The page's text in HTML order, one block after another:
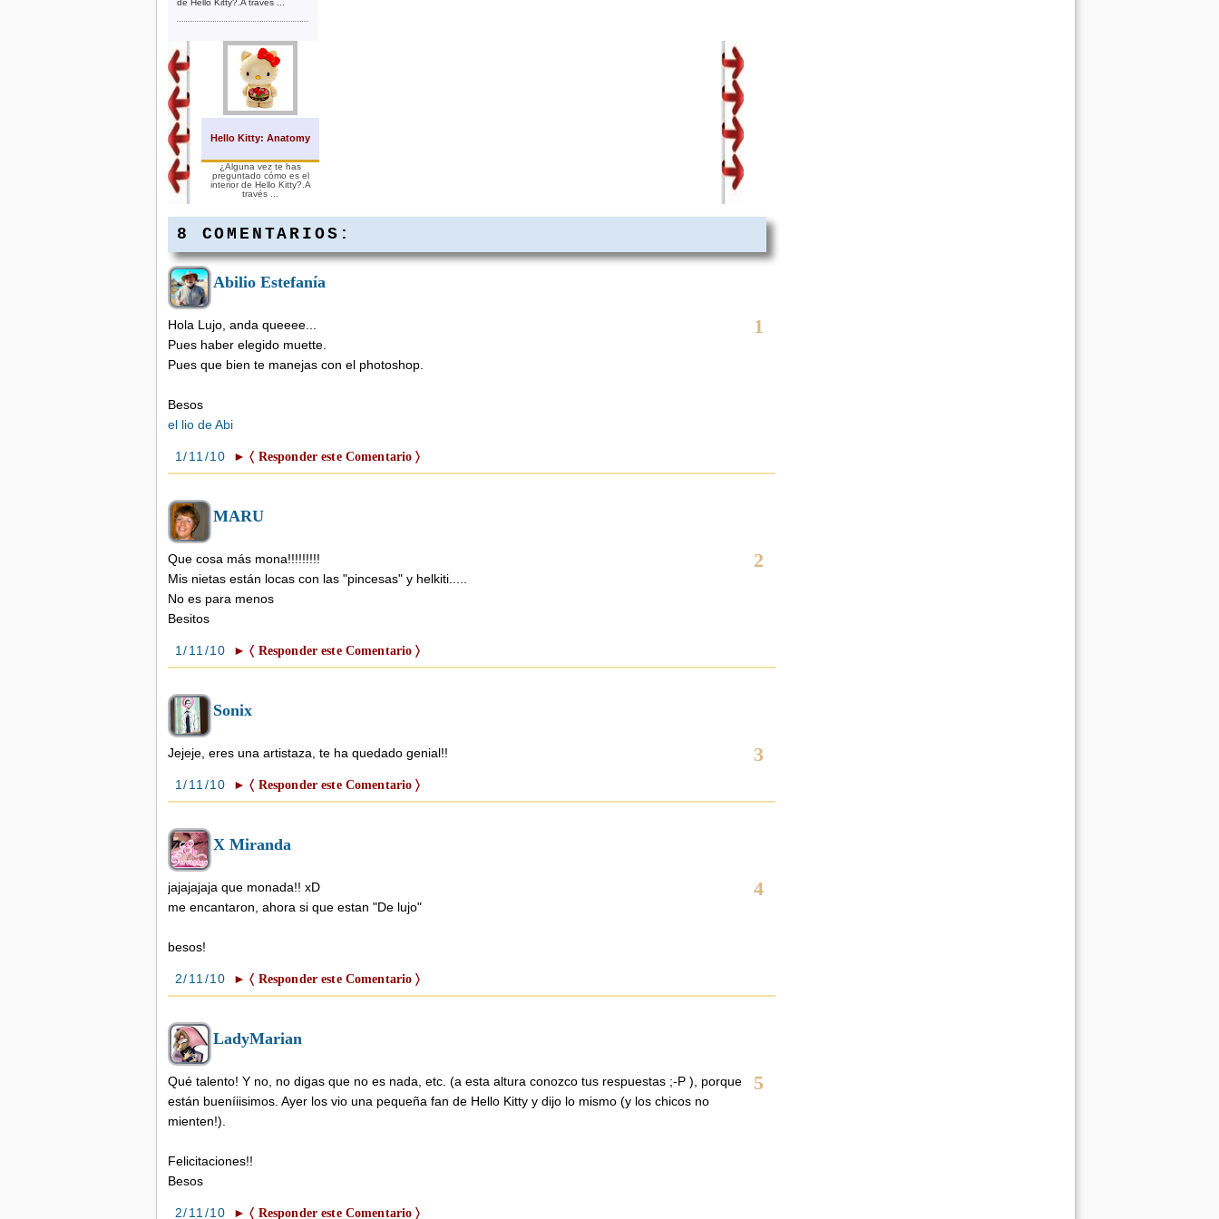
de Hello Kitty?.A través ...
Hello Kitty: Anatomy
¿Alguna vez te has
preguntado cómo es el
interior de Hello Kitty?.A
través ...
8 COMENTARIOS:
Abilio Estefanía
1
Hola Lujo, anda queeee...
Pues haber elegido muette.
Pues que bien te manejas con el photoshop.
Besos
el lio de Abi
1/11/10 ► 〈 Responder este Comentario 〉
MARU
2
Que cosa más mona!!!!!!!!!
Mis nietas están locas con las "pincesas" y helkiti.....
No es para menos
Besitos
1/11/10 ► 〈 Responder este Comentario 〉
Sonix
3
Jejeje, eres una artistaza, te ha quedado genial!!
1/11/10 ► 〈 Responder este Comentario 〉
X Miranda
4
jajajajaja que monada!! xD
me encantaron, ahora si que estan "De lujo"
besos!
2/11/10 ► 〈 Responder este Comentario 〉
LadyMarian
5
Qué talento! Y no, no digas que no es nada, etc. (a esta altura conozco tus respuestas ;-P ), porque
están bueníiisimos. Ayer los vio una pequeña fan de Hello Kitty y dijo lo mismo (y los chicos no
mienten!).
Felicitaciones!!
Besos
2/11/10 ► 〈 Responder este Comentario 〉